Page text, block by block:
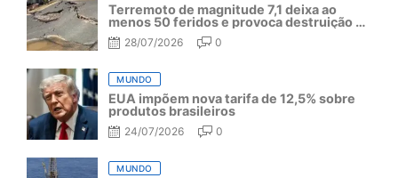
Terremoto de magnitude 7,1 deixa ao
menos 50 feridos e provoca destruição no
Japão
28/07/2026 0
MUNDO
EUA impõem nova tarifa de 12,5% sobre
produtos brasileiros
24/07/2026 0
MUNDO